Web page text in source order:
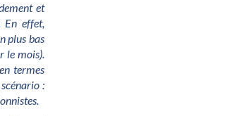
et
En effet,
plus bas
le mois).
termes
: